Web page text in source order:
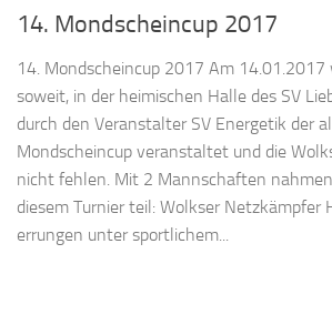
14. Mondscheincup 2017
14. Mondscheincup 2017 Am 14.01.2017
soweit, in der heimischen Halle des SV
durch den Veranstalter SV Energetik der
Mondscheincup veranstaltet und die
nicht fehlen. Mit 2 Mannschaften
diesem Turnier teil: Wolkser Netzkämpfer
errungen unter sportlichem...